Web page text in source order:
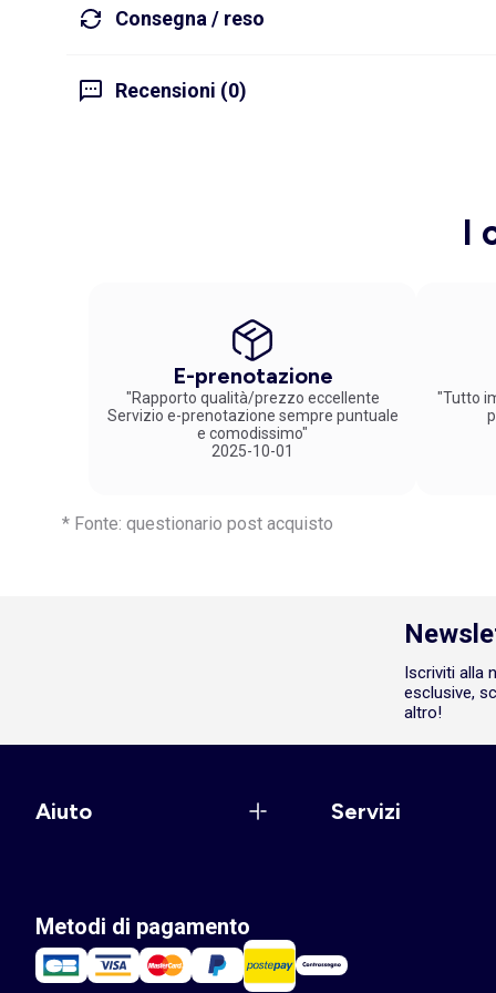
Consegna / reso
Recensioni (0)
I
E-prenotazione
"Rapporto qualità/prezzo eccellente
Servizio e-prenotazione sempre puntuale
e comodissimo"
2025-10-01
"Tutto
* Fonte: questionario post acquisto
Iscriviti alla
esclusive,
altro!
Aiuto Servizi
Metodi di pagamento